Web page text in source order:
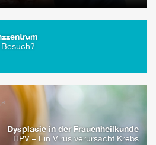
Dysplasie in der Frauenheilkunde
HPV – Ein Virus verursacht Krebs